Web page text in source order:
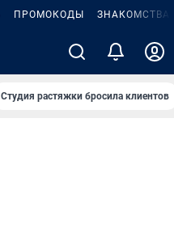
ПРОМОКОДЫ ЗНАКОМСТВА
Студия растяжки бросила клиентов